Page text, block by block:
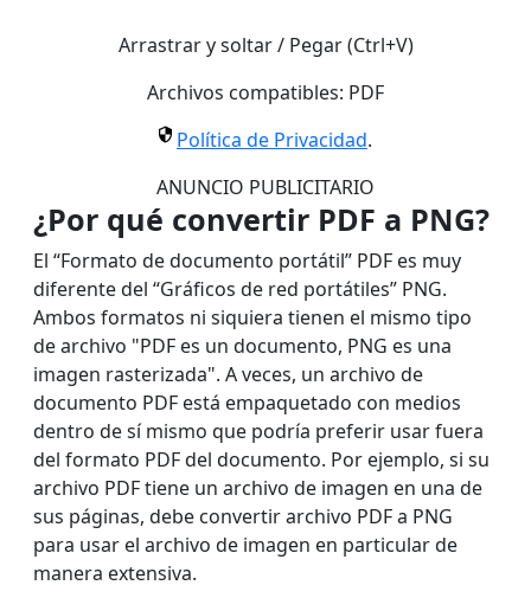
Arrastrar y soltar / Pegar (Ctrl+V)
Archivos compatibles: PDF
Política de Privacidad.
ANUNCIO PUBLICITARIO
¿Por qué convertir PDF a PNG?
El “Formato de documento portátil” PDF es muy
diferente del “Gráficos de red portátiles” PNG.
Ambos formatos ni siquiera tienen el mismo tipo
de archivo "PDF es un documento, PNG es una
imagen rasterizada". A veces, un archivo de
documento PDF está empaquetado con medios
dentro de sí mismo que podría preferir usar fuera
del formato PDF del documento. Por ejemplo, si su
archivo PDF tiene un archivo de imagen en una de
sus páginas, debe convertir archivo PDF a PNG
para usar el archivo de imagen en particular de
manera extensiva.